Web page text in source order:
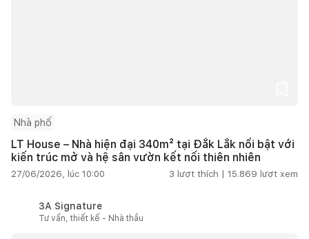
Nhà phố
LT House – Nhà hiện đại 340m² tại Đắk Lắk nổi bật với
kiến trúc mở và hệ sân vườn kết nối thiên nhiên
27/06/2026, lúc 10:00 3 lượt thích | 15.869 lượt xem
3A Signature
Tư vấn, thiết kế - Nhà thầu